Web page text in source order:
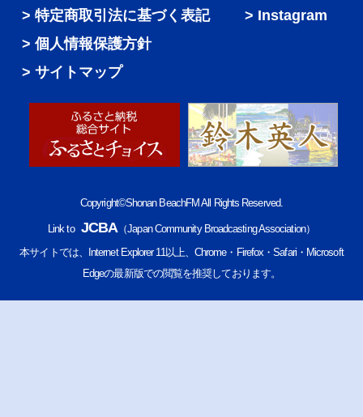
特定商取引法に基づく表記
個人情報保護方針
サイトマップ
Instagram
Copyright©Shonan BeachFM All Rights Reserved.
Link to JCBA （Japan Community Broadcasting Association）
本サイトでは、Internet Explorer 11以上、Chrome・Firefox・Safari・Microsoft
Edgeの最新版での閲覧を推奨しております。